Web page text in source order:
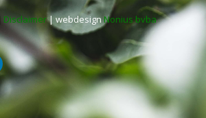
Disclaimer| webdesignNonius bvba